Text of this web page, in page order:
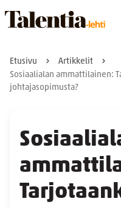
Etusivu
Artikkelit
Sosiaalialan ammattilainen:
johtajasopimusta?